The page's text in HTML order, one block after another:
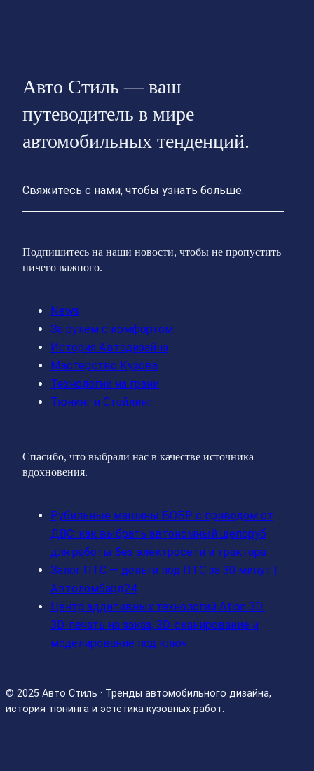
Авто Стиль — ваш
путеводитель в мире
автомобильных тенденций.
Свяжитесь с нами, чтобы узнать больше.
Подпишитесь на наши новости, чтобы не пропустить
ничего важного.
News
За рулем с комфортом
История Автодизайна
Мастерство Кузова
Технологии на грани
Тюнинг и Стайлинг
Спасибо, что выбрали нас в качестве источника
вдохновения.
Рубильные машины БОБР с приводом от
ДВС: как выбрать автономный щепоруб
для работы без электросети и трактора
Залог ПТС — деньги под ПТС за 30 минут |
Автоломбард24
Центр аддитивных технологий Ation 3D:
3D-печать на заказ, 3D-сканирование и
моделирование под ключ
© 2025 Авто Стиль · Тренды автомобильного дизайна,
история тюнинга и эстетика кузовных работ.